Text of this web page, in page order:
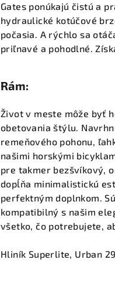
Gates ponúkajú čistú a
hydraulické kotúčové
počasia. A rýchlo sa
priľnavé a pohodlné.
Rám:
Život v meste môže byť
obetovania štýlu.
remeňového pohonu,
našimi horskými
pre takmer bezšvíkový,
dopĺňa minimalistickú
perfektným doplnkom.
kompatibilný s našim
všetko, čo potrebujete,
Hliník Superlite, Urban